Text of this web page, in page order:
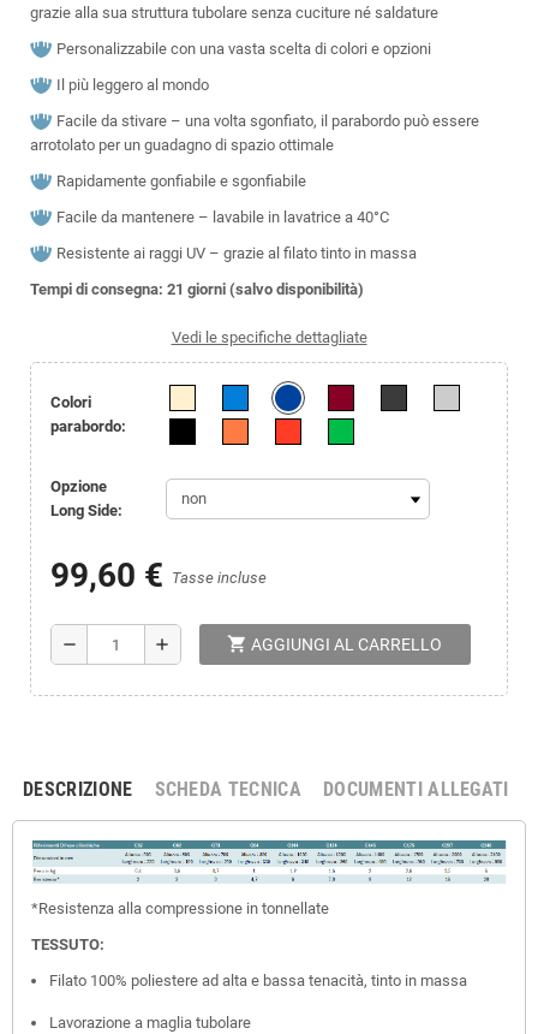
grazie alla sua struttura tubolare senza cuciture né saldature
Personalizzabile con una vasta scelta di colori e opzioni
Il più leggero al mondo
Facile da stivare – una volta sgonfiato, il parabordo può essere
arrotolato per un guadagno di spazio ottimale
Rapidamente gonfiabile e sgonfiabile
Facile da mantenere – lavabile in lavatrice a 40°C
Resistente ai raggi UV – grazie al filato tinto in massa
Tempi di consegna: 21 giorni (salvo disponibilità)
Vedi le specifiche dettagliate
Colori
parabordo:
Opzione
Long Side:
99,60 € Tasse incluse
remove add shopping_cart AGGIUNGI AL CARRELLO
DESCRIZIONE SCHEDA TECNICA DOCUMENTI ALLEGATI
*Resistenza alla compressione in tonnellate
TESSUTO:
Filato 100% poliestere ad alta e bassa tenacità, tinto in massa
Lavorazione a maglia tubolare